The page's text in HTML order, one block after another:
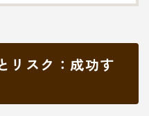
リスク：成功す